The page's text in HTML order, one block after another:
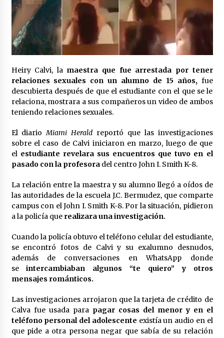
Heiry Calvi, la maestra que fue arrestada por tener
relaciones sexuales con un alumno de 15 años,fue
descubierta después de que el estudiante con el que se le
relaciona, mostrara a sus compañeros un video de ambos
teniendo relaciones sexuales.
El diarioMiami Herald reportó que las investigaciones
sobre el caso de Calvi iniciaron en marzo, luego de que
el estudiante revelara sus encuentros que tuvo en el
pasado con la profesoradel centro John I. Smith K-8.
La relación entre la maestra y su alumno llegó a oídos de
las autoridades de la escuela J.C. Bermudez, que comparte
campus con el John I. Smith K-8. Por la situación, pidieron
a la policía que realizara una investigación.
Cuando la policía obtuvo el teléfono celular del estudiante,
se encontró fotos de Calvi y su exalumno desnudos,
además de conversaciones en WhatsApp donde
seintercambiaban algunos “te quiero” y otros
mensajes románticos.
Las investigaciones arrojaron que la tarjeta de crédito de
Calva fue usada para pagar cosas del menor y en el
teléfono personal del adolescente existía un audio en el
que pide a otra persona negar que sabía de su relación